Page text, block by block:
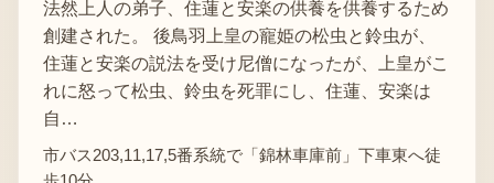
法然上人の弟子、住蓮と安楽の供養を供養するため
創建された。 後鳥羽上皇の寵姫の松虫と鈴虫が、
住蓮と安楽の説法を受け尼僧になったが、上皇がこ
れに怒って松虫、鈴虫を死罪にし、住蓮、安楽は
自…
市バス203,11,17,5番系統で「錦林車庫前」下車東へ徒